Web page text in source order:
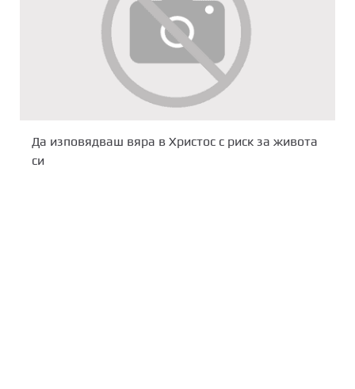
Да изповядваш вяра в Христос с риск за живота
си